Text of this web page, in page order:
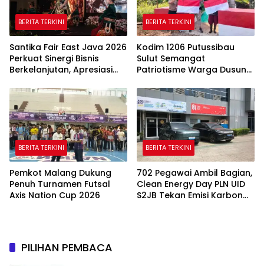
BERITA TERKINI
Santika Fair East Java 2026
Perkuat Sinergi Bisnis
Berkelanjutan, Apresiasi
Corporate Award
BERITA TERKINI
Kodim 1206 Putussibau
Sulut Semangat
Patriotisme Warga Dusun
Bendera Merah Putih
BERITA TERKINI
Pemkot Malang Dukung
Penuh Turnamen Futsal
Axis Nation Cup 2026
BERITA TERKINI
702 Pegawai Ambil Bagian,
Clean Energy Day PLN UID
S2JB Tekan Emisi Karbon
PILIHAN PEMBACA